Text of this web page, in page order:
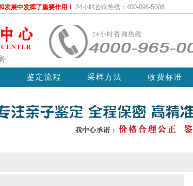
发展中发挥了重要作用！ 24小时咨询热线：400-096-5008
鉴定流程 采样方法 收费标准